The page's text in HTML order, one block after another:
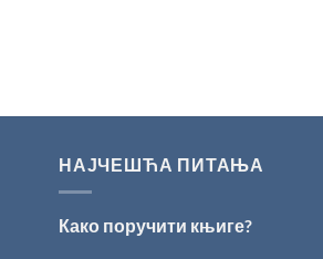
НАЈЧЕШЋА ПИТАЊА
Како поручити књиге?